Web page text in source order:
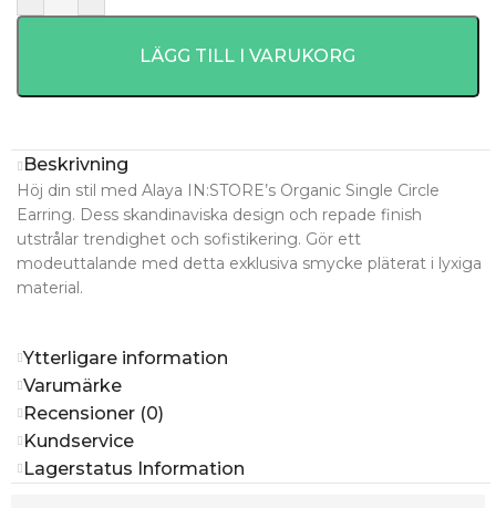
LÄGG TILL I VARUKORG
Beskrivning
Höj din stil med Alaya IN:STORE’s Organic Single Circle
Earring. Dess skandinaviska design och repade finish
utstrålar trendighet och sofistikering. Gör ett
modeuttalande med detta exklusiva smycke pläterat i lyxiga
material.
Ytterligare information
Varumärke
Recensioner (0)
Kundservice
Lagerstatus Information